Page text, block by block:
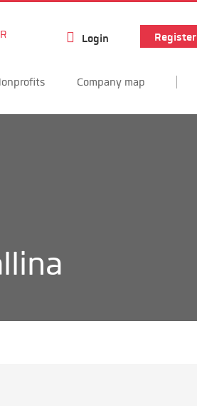
Login Register
Company map